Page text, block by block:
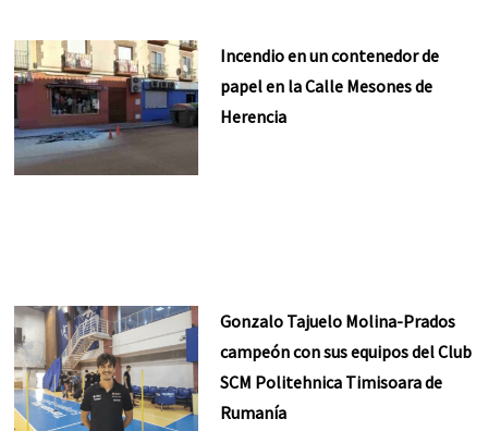
Incendio en un contenedor de
papel en la Calle Mesones de
Herencia
Gonzalo Tajuelo Molina-Prados
campeón con sus equipos del Club
SCM Politehnica Timisoara de
Rumanía